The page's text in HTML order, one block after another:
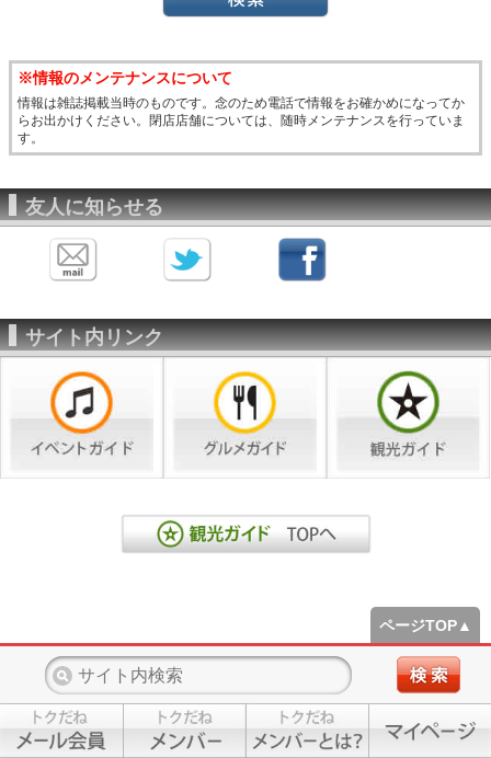
※情報のメンテナンスについて
情報は雑誌掲載当時のものです。念のため電話で情報をお確かめになってか
らお出かけください。閉店店舗については、随時メンテナンスを行っていま
す。
友人に知らせる
サイト内リンク
ページTOP▲